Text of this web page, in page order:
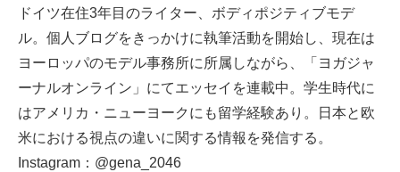
ドイツ在住3年目のライター、ボディポジティブモデ
ル。個人ブログをきっかけに執筆活動を開始し、現在は
ヨーロッパのモデル事務所に所属しながら、「ヨガジャ
ーナルオンライン」にてエッセイを連載中。学生時代に
はアメリカ・ニューヨークにも留学経験あり。日本と欧
米における視点の違いに関する情報を発信する。
Instagram： @gena_2046